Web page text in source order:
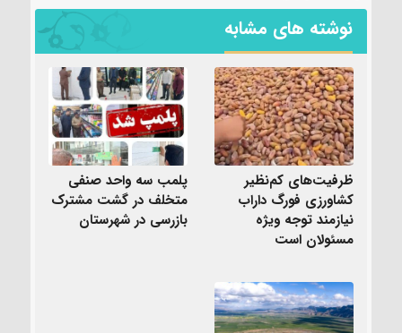
نوشته های مشابه
ظرفیت‌های کم‌نظیر
کشاورزی فورگ داراب
نیازمند توجه ویژه
مسئولان است
پلمب سه واحد صنفی
متخلف در گشت مشترک
بازرسی در شهرستان